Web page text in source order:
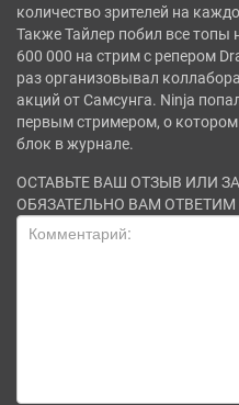
количество зрителей на
Также Тайлер побил все топы
600 000 на стрим с репером
раз организовывал
акций от Самсунга. Ninja
первым стримером, о
блок в журнале.
ОСТАВЬТЕ ВАШ ОТЗЫВ ИЛИ
ОБЯЗАТЕЛЬНО ВАМ ОТВЕТИМ